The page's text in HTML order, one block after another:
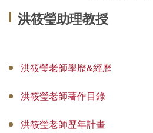
教室借用(限學系IP)
法規彙編
洪筱瑩助理教授
洪筱瑩老師學歷&經歷
洪筱瑩老師著作目錄
洪筱瑩老師歷年計畫